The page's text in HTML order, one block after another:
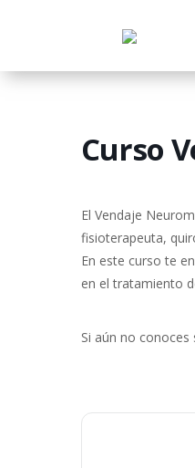
Curso
El Vendaje
fisioterapeuta,
En este curso te
en el tratamiento
Si aún no